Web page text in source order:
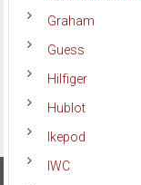
Graham
Guess
Hilfiger
Hublot
Ikepod
IWC